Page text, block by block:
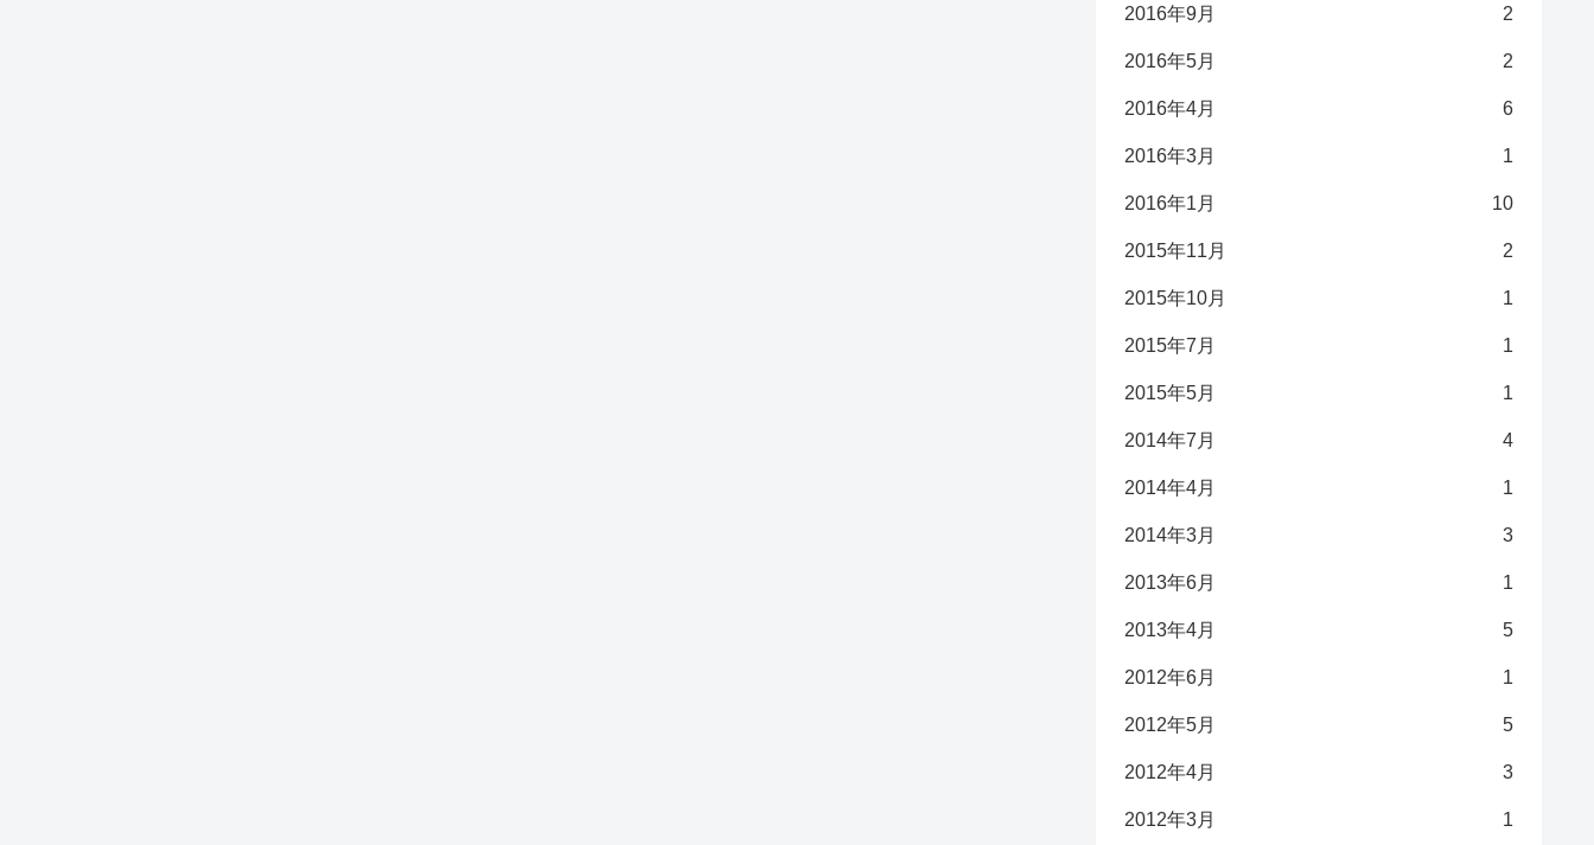
2016年9月 2
2016年5月 2
2016年4月 6
2016年3月 1
2016年1月 10
2015年11月 2
2015年10月 1
2015年7月 1
2015年5月 1
2014年7月 4
2014年4月 1
2014年3月 3
2013年6月 1
2013年4月 5
2012年6月 1
2012年5月 5
2012年4月 3
2012年3月 1